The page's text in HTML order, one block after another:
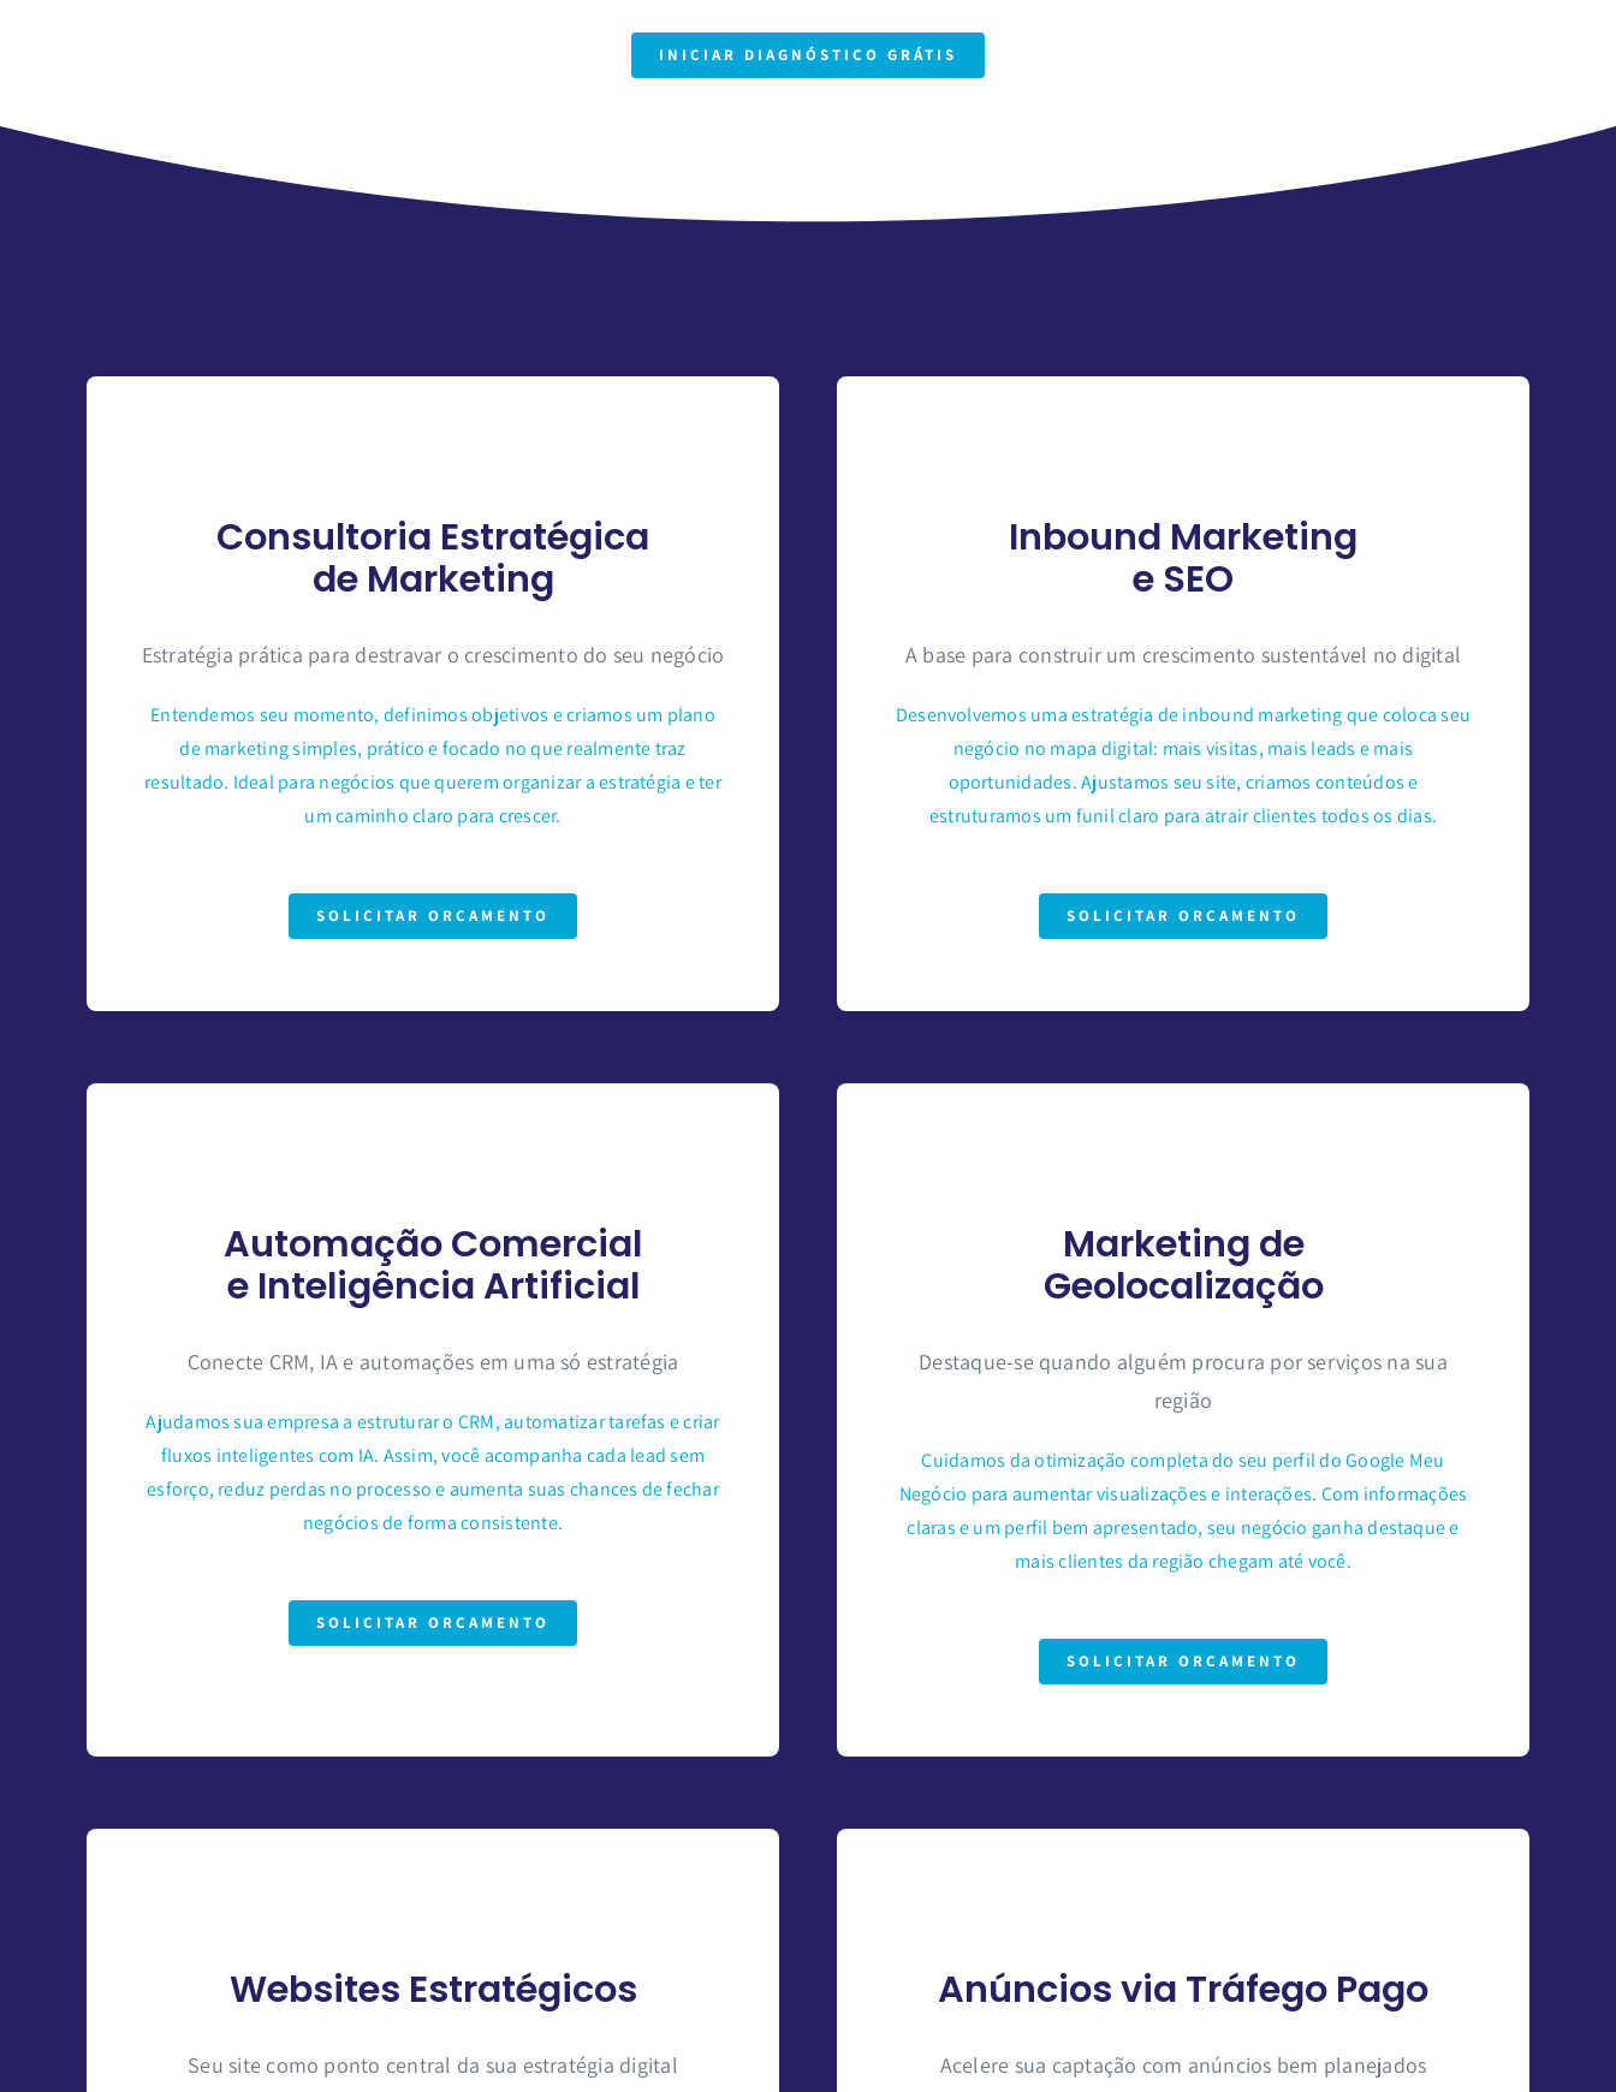
INICIAR DIAGNÓSTICO GRÁTIS
Consultoria Estratégica
de Marketing
Estratégia prática para destravar o crescimento do seu negócio
Entendemos seu momento, definimos objetivos e criamos um plano
de marketing simples, prático e focado no que realmente traz
resultado. Ideal para negócios que querem organizar a estratégia e ter
um caminho claro para crescer.
SOLICITAR ORÇAMENTO
Inbound Marketing
e SEO
A base para construir um crescimento sustentável no digital
Desenvolvemos uma estratégia de inbound marketing que coloca seu
negócio no mapa digital: mais visitas, mais leads e mais
oportunidades. Ajustamos seu site, criamos conteúdos e
estruturamos um funil claro para atrair clientes todos os dias.
SOLICITAR ORÇAMENTO
Automação Comercial
e Inteligência Artificial
Conecte CRM, IA e automações em uma só estratégia
Ajudamos sua empresa a estruturar o CRM, automatizar tarefas e criar
fluxos inteligentes com IA. Assim, você acompanha cada lead sem
esforço, reduz perdas no processo e aumenta suas chances de fechar
negócios de forma consistente.
SOLICITAR ORÇAMENTO
Marketing de
Geolocalização
Destaque-se quando alguém procura por serviços na sua
região
Cuidamos da otimização completa do seu perfil do Google Meu
Negócio para aumentar visualizações e interações. Com informações
claras e um perfil bem apresentado, seu negócio ganha destaque e
mais clientes da região chegam até você.
SOLICITAR ORÇAMENTO
Websites Estratégicos
Seu site como ponto central da sua estratégia digital
Anúncios via Tráfego Pago
Acelere sua captação com anúncios bem planejados